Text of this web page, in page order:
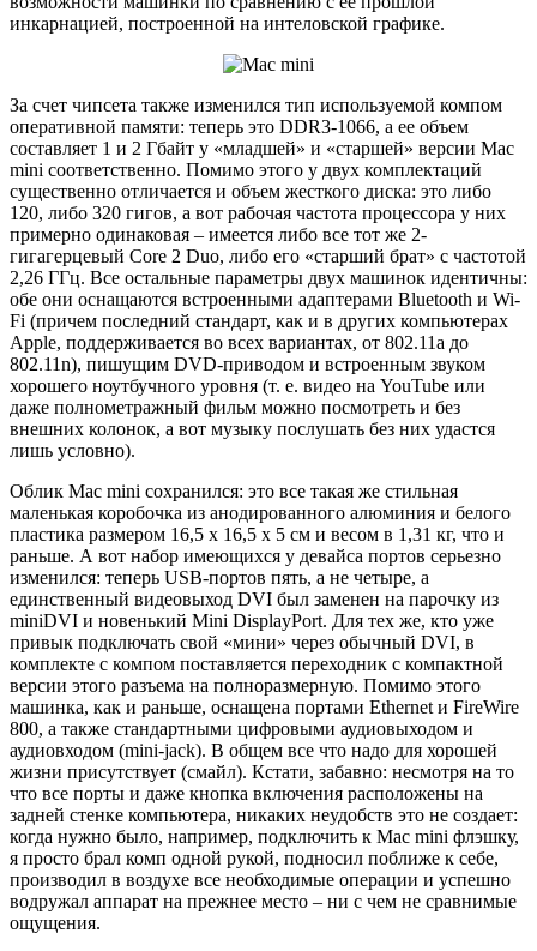
инкарнацией, построенной на интеловской графике.
За счет чипсета также изменился тип используемой компом
оперативной памяти: теперь это DDR3-1066, а ее объем
составляет 1 и 2 Гбайт у «младшей» и «старшей» версии Mac
mini соответственно. Помимо этого у двух комплектаций
существенно отличается и объем жесткого диска: это либо
120, либо 320 гигов, а вот рабочая частота процессора у них
примерно одинаковая – имеется либо все тот же 2-
гигагерцевый Core 2 Duo, либо его «старший брат» с частотой
2,26 ГГц. Все остальные параметры двух машинок идентичны:
обе они оснащаются встроенными адаптерами Bluetooth и Wi-
Fi (причем последний стандарт, как и в других компьютерах
Apple, поддерживается во всех вариантах, от 802.11a до
802.11n), пишущим DVD-приводом и встроенным звуком
хорошего ноутбучного уровня (т. е. видео на YouTube или
даже полнометражный фильм можно посмотреть и без
внешних колонок, а вот музыку послушать без них удастся
лишь условно).
Облик Mac mini сохранился: это все такая же стильная
маленькая коробочка из анодированного алюминия и белого
пластика размером 16,5 х 16,5 х 5 см и весом в 1,31 кг, что и
раньше. А вот набор имеющихся у девайса портов серьезно
изменился: теперь USB-портов пять, а не четыре, а
единственный видеовыход DVI был заменен на парочку из
miniDVI и новенький Mini DisplayPort. Для тех же, кто уже
привык подключать свой «мини» через обычный DVI, в
комплекте с компом поставляется переходник с компактной
версии этого разъема на полноразмерную. Помимо этого
машинка, как и раньше, оснащена портами Ethernet и FireWire
800, а также стандартными цифровыми аудиовыходом и
аудиовходом (mini-jack). В общем все что надо для хорошей
жизни присутствует (смайл). Кстати, забавно: несмотря на то
что все порты и даже кнопка включения расположены на
задней стенке компьютера, никаких неудобств это не создает:
когда нужно было, например, подключить к Mac mini флэшку,
я просто брал комп одной рукой, подносил поближе к себе,
производил в воздухе все необходимые операции и успешно
водружал аппарат на прежнее место – ни с чем не сравнимые
ощущения.